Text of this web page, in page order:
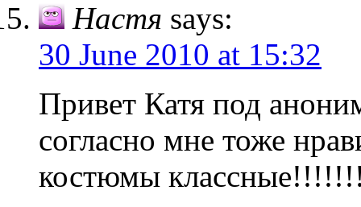
Настя says:
30 June 2010 at 15:32
Привет Катя под
согласно мне тоже
костюмы